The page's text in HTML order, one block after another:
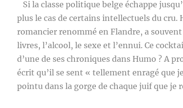
Si la classe politique belge échappe
plus le cas de certains intellectuels du cru.
romancier renommé en Flandre, a
livres, l’alcool, le sexe et l’ennui. Ce
d’une de ses chroniques dans Humo ? A
écrit qu’il se sent « tellement enragé que
pointu dans la gorge de chaque juif que je